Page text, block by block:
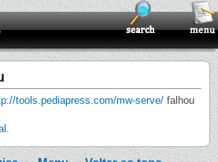
tools.pediapress.com/mw-serve/ falhou
.